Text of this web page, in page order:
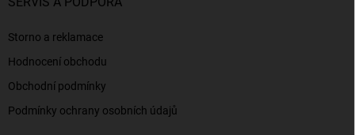
Storno a reklamace
Hodnocení obchodu
Obchodní podmínky
Podmínky ochrany osobních údajů